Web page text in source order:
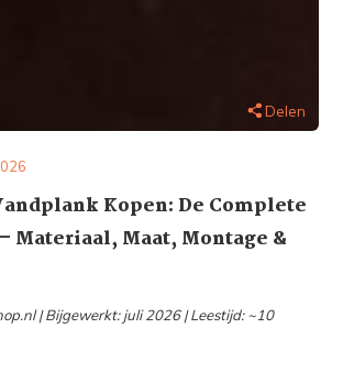
Delen
Kopen: De Complete
Materiaal, Maat, Montage &
| Bijgewerkt: juli 2026 | Leestijd: ~10